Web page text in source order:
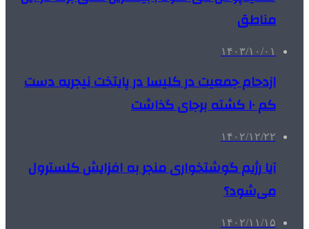
مناطق
۱۴۰۳/۱۰/۰۱
ازدحام جمعیت در کلیسا در پایتخت نیجریه دست
کم ۱۰ کشته برجای گذاشت
۱۴۰۲/۱۲/۲۲
آیا رژیم گوشتخواری منجر به افزایش کلسترول
می‌شود؟
۱۴۰۲/۱۱/۱۵